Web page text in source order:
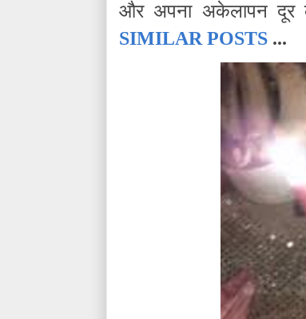
और अपना अकेलापन
SIMILAR POSTS ...